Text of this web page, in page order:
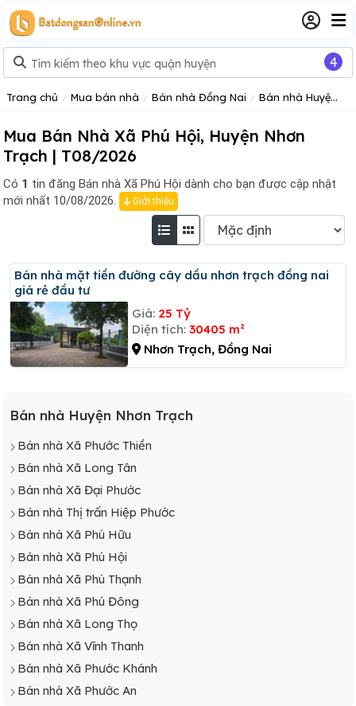
Trang chủ Mua bán nhà Bán nhà Đồng Nai Bán nhà Huyện Nhơn Trạch
Mua Bán Nhà Xã Phú Hội, Huyện Nhơn
Trạch | T08/2026
Có 1 tin đăng Bán nhà Xã Phú Hội dành cho bạn được cập nhật
mới nhất 10/08/2026.
Giới thiệu
Bán nhà mặt tiền đường cây dầu nhơn trạch đồng nai
giá rẻ đầu tư
Giá: 25 Tỷ
Diện tích: 30405 m²
Nhơn Trạch, Đồng Nai
Bán nhà Huyện Nhơn Trạch
Bán nhà Xã Phước Thiền
Bán nhà Xã Long Tân
Bán nhà Xã Đại Phước
Bán nhà Thị trấn Hiệp Phước
Bán nhà Xã Phú Hữu
Bán nhà Xã Phú Hội
Bán nhà Xã Phú Thạnh
Bán nhà Xã Phú Đông
Bán nhà Xã Long Thọ
Bán nhà Xã Vĩnh Thanh
Bán nhà Xã Phước Khánh
Bán nhà Xã Phước An
4